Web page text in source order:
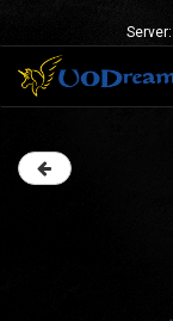
Server: